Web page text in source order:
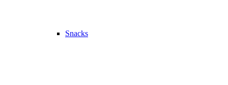
Snacks